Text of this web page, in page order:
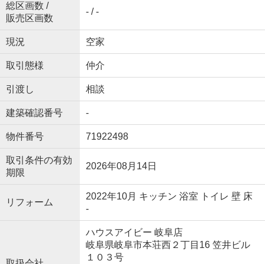
総区画数 /
販売区画数
- / -
現況 空家
取引態様 仲介
引渡し 相談
建築確認番号 -
物件番号 71922498
取引条件の有効
期限
2026年08月14日
リフォーム
2022年10月 キッチン 浴室 トイレ 壁 床
-
ハウスアイビー 岐阜店
岐阜県岐阜市本荘西２丁目16 笠井ビル
１０３号